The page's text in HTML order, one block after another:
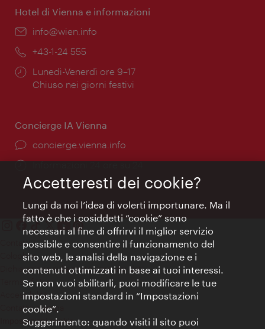
Hotel di Vienna e informazioni
Email:
info@wien.info
Telefono:
+43-1-24 555
Orari
di
Lunedì-Venerdì ore 9–17
Chiuso nei giorni festivi
Concierge IA Vienna
Ort:
concierge.vienna.info
Öffnungszeiten:
Informazioni 24 ore su 24
Contatti
Colophon
Dichiarazione sulla protezione dei dati
Terms of Use
Accessibilità
Contatto stampa
Impostazioni cookie
Accetteresti dei cookie?
Lungi da noi l’idea di volerti importunare. Ma il
fatto è che i cosiddetti “cookie” sono
necessari al fine di offrirvi il miglior servizio
possibile e consentire il funzionamento del
sito web, le analisi della navigazione e i
contenuti ottimizzati in base ai tuoi interessi.
Se non vuoi abilitarli, puoi modificare le tue
impostazioni standard in “Impostazioni
cookie”.
Suggerimento: quando visiti il sito puoi